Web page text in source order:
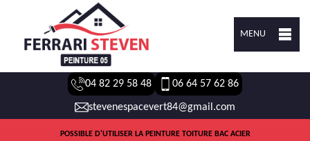
MENU
04 82 29 58 48 06 64 57 62 86
stevenespacevert84@gmail.com
POSSIBLE D'UTILISER LA PEINTURE TOITURE BAC ACIER